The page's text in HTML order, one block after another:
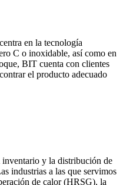
en la tecnología
C o inoxidable, así como en
BIT cuenta con clientes
el producto adecuado
y la distribución de
industrias a las que servimos
de calor (HRSG), la